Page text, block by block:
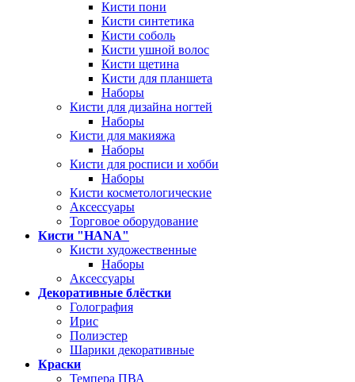
Кисти пони
Кисти синтетика
Кисти соболь
Кисти ушной волос
Кисти щетина
Кисти для планшета
Наборы
Кисти для дизайна ногтей
Наборы
Кисти для макияжа
Наборы
Кисти для росписи и хобби
Наборы
Кисти косметологические
Аксессуары
Торговое оборудование
Кисти "HANA"
Кисти художественные
Наборы
Аксессуары
Декоративные блёстки
Голография
Ирис
Полиэстер
Шарики декоративные
Краски
Темпера ПВА